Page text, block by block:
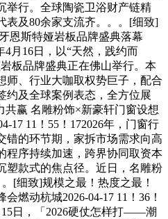
举行。全球陶瓷卫浴财产链精
表及80余家支流齐。。。[细致]
恩斯特娅岩板品牌盛典落幕
4月16日，以“天然，践约而
板品牌盛典正在佛山举行。本
师、行业大咖取权势巨子，配合
约及全球案例表态，全方位展
共赢 名雕粉饰×新豪轩门窗设想
17 11！55！172026年，门窗行
错的环节期，家拆市场需求向高
程序持续加速，跨界协同取资本
塑款式的焦点径。近日，名雕粉
[细致]规模之最！热度之最！
燃动杭城2026-04-17 11！36！
日，「2026硬仗怎样打——潮